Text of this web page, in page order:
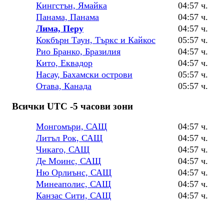
Кингстън, Ямайка
04:57 ч.
Панама, Панама
04:57 ч.
Лима, Перу
04:57 ч.
Кокбърн Таун, Търкс и Кайкос
05:57 ч.
Рио Бранко, Бразилия
04:57 ч.
Кито, Еквадор
04:57 ч.
Насау, Бахамски острови
05:57 ч.
Отава, Канада
05:57 ч.
Всички UTC -5 часови зони
Монгомъри, САЩ
04:57 ч.
Литъл Рок, САЩ
04:57 ч.
Чикаго, САЩ
04:57 ч.
Де Моинс, САЩ
04:57 ч.
Ню Орлиънс, САЩ
04:57 ч.
Минеаполис, САЩ
04:57 ч.
Канзас Сити, САЩ
04:57 ч.